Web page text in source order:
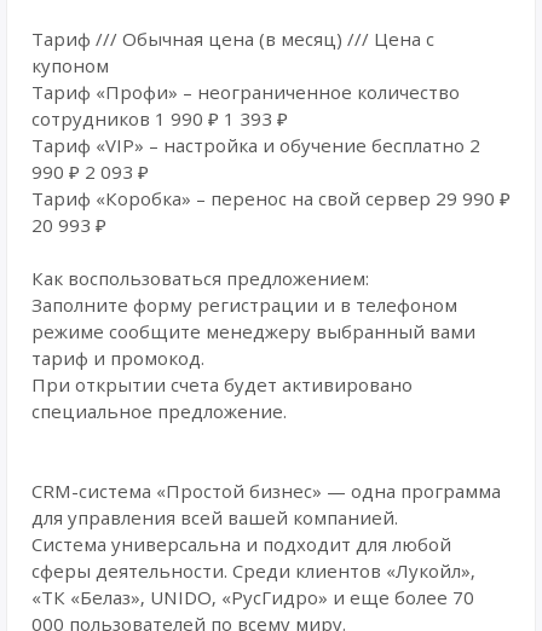
Тариф /// Обычная цена (в месяц) /// Цена с
купоном
Тариф «Профи» – неограниченное количество
сотрудников 1 990 ₽ 1 393 ₽
Тариф «VIP» – настройка и обучение бесплатно 2
990 ₽ 2 093 ₽
Тариф «Коробка» – перенос на свой сервер 29 990 ₽
20 993 ₽
Как воспользоваться предложением:
Заполните форму регистрации и в телефоном
режиме сообщите менеджеру выбранный вами
тариф и промокод.
При открытии счета будет активировано
специальное предложение.
CRM-система «Простой бизнес» — одна программа
для управления всей вашей компанией.
Система универсальна и подходит для любой
сферы деятельности. Среди клиентов «Лукойл»,
«ТК «Белаз», UNIDO, «РусГидро» и еще более 70
000 пользователей по всему миру.